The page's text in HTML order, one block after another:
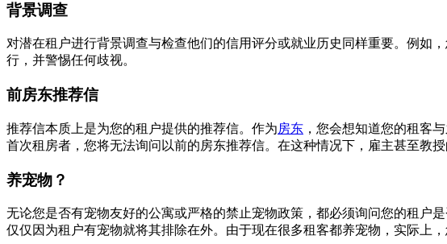
背景调查
对潜在租户进行背景调查与检查他们的信用评分或就业历史同样重要。例如
行，并警惕任何歧视。
前房东推荐信
推荐信本质上是为您的租户提供的推荐信。作为房东 ，您会想知道您的租客
首次租房者，您将无法询问以前的房东推荐信。在这种情况下，雇主甚至教
养宠物？
无论您是否有宠物友好的公寓或严格的禁止宠物政策，都必须询问您的租户
仅仅因为租户有宠物就将其排除在外。由于现在很多租客都养宠物，实际上，